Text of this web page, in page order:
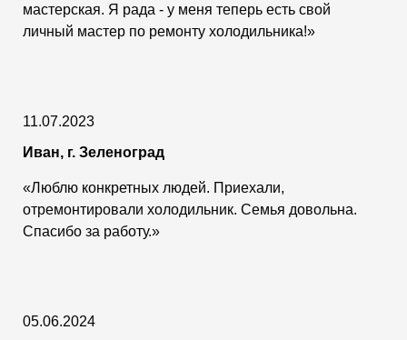
мастерская. Я рада - у меня теперь есть свой
личный мастер по ремонту холодильника!»
11.07.2023
Иван, г. Зеленоград
«Люблю конкретных людей. Приехали,
отремонтировали холодильник. Семья довольна.
Спасибо за работу.»
05.06.2024